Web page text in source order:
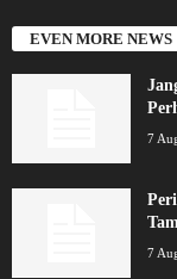
EVEN MORE NEWS
7
7